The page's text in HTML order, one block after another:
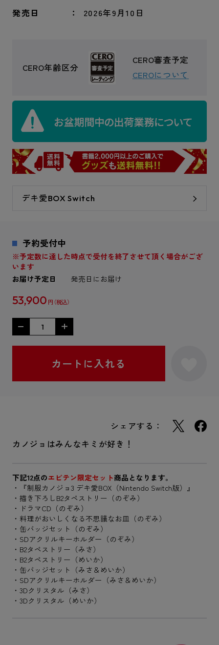
発売日 2026年9月10日
CERO年齢区分
CERO審査予定
CEROについて
デキ愛BOX Switch
予約受付中
※予定数に達した時点で受付を終了させて頂く場合がござ
います
お届け予定日
発売日にお届け
53,900 円
シェアする：
カノジョはみんなキミが好き！
下記12点のエビテン限定セット商品となります。
・『制服カノジョ3 デキ愛BOX（Nintendo Switch版）』
・描き下ろしB2タペストリー（のぞみ）
・ドラマCD（のぞみ）
・料理がおいしくなる不思議なお皿（のぞみ）
・缶バッジセット（のぞみ）
・SDアクリルキーホルダー（のぞみ）
・B2タペストリー（みさ）
・B2タペストリー（めいか）
・缶バッジセット（みさ＆めいか）
・SDアクリルキーホルダー（みさ＆めいか）
・3Dクリスタル（みさ）
・3Dクリスタル（めいか）